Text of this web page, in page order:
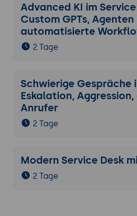
Advanced KI im Service
Custom GPTs, Agenten
automatisierte
2 Tage
Schwierige Gespräche
Eskalation,
Anrufer
2 Tage
Modern Service Desk
2 Tage